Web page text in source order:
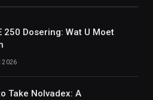
250 Dosering: Wat U Moet
2026
Take Nolvadex: A